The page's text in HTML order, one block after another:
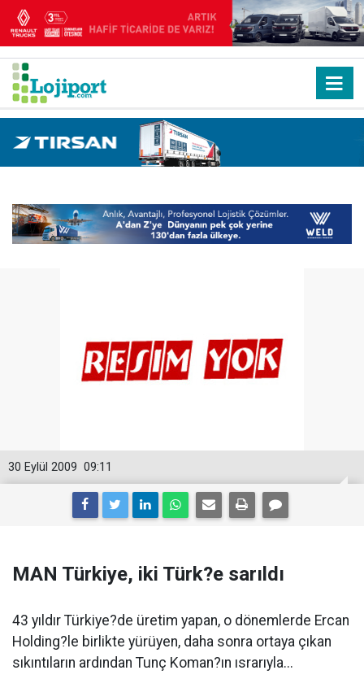
09:11
30 Eylül 2009
MAN Türkiye, iki Türk?e sarıldı
43 yıldır Türkiye?de üretim yapan, o dönemlerde Ercan
Holding?le birlikte yürüyen, daha sonra ortaya çıkan
sıkıntıların ardından Tunç Koman?ın ısrarıyla...